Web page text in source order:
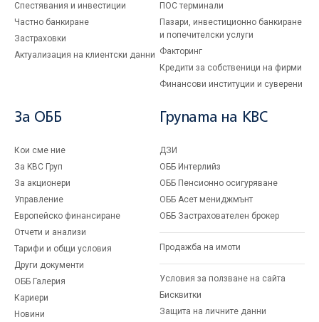
Спестявания и инвестиции
Частно банкиране
Застраховки
Актуализация на клиентски данни
ПОС терминали
Пазари, инвестиционно банкиране
и попечителски услуги
Факторинг
Кредити за собственици на фирми
Финансови институции и суверени
За ОББ
Кои сме ние
За KBC Груп
За акционери
Управление
Европейско финансиране
Отчети и анализи
Тарифи и общи условия
Други документи
ОББ Галерия
Кариери
Новини
Групата на KBC
ДЗИ
ОББ Интерлийз
ОББ Пенсионно осигуряване
ОББ Асет мениджмънт
ОББ Застрахователен брокер
Продажба на имоти
Условия за ползване на сайта
Бисквитки
Защита на личните данни